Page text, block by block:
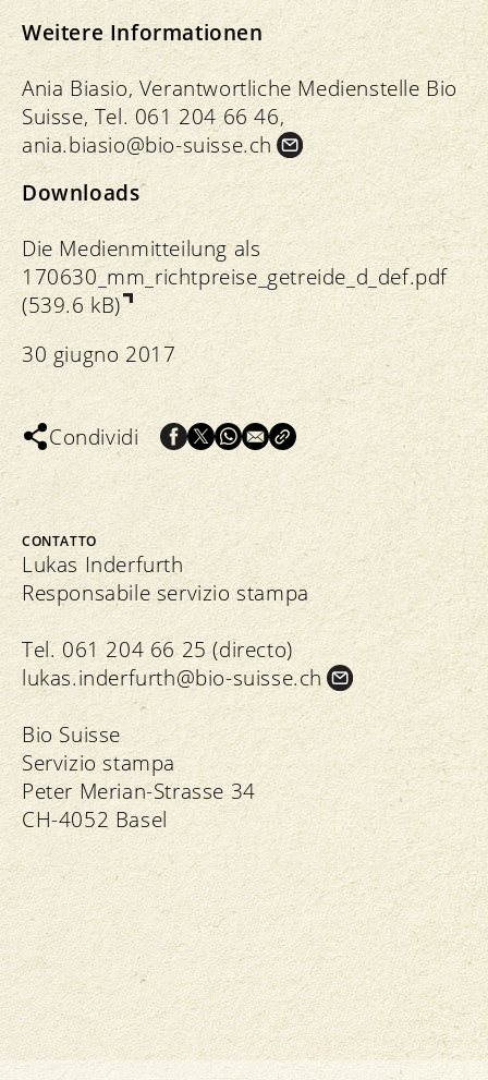
Weitere Informationen
Ania Biasio, Verantwortliche Medienstelle Bio
Suisse, Tel. 061 204 66 46,
ania.biasio@bio-suisse.ch
Downloads
Die Medienmitteilung als
170630_mm_richtpreise_getreide_d_def.pdf
(539.6 kB)
30 giugno 2017
Condividi
CONTATTO
Lukas Inderfurth
Responsabile servizio stampa
Tel. 061 204 66 25 (directo)
lukas.inderfurth@bio-suisse.ch
Bio Suisse
Servizio stampa
Peter Merian-Strasse 34
CH-4052 Basel